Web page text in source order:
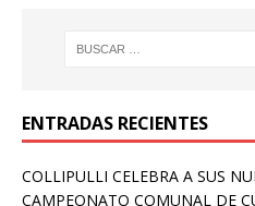
ENTRADAS RECIENTES
COLLIPULLI CELEBRA A SUS
CAMPEONATO COMUNAL DE